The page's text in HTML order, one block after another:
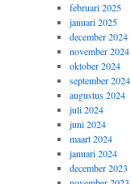
februari 2025
januari 2025
december 2024
november 2024
oktober 2024
september 2024
augustus 2024
juli 2024
juni 2024
maart 2024
januari 2024
december 2023